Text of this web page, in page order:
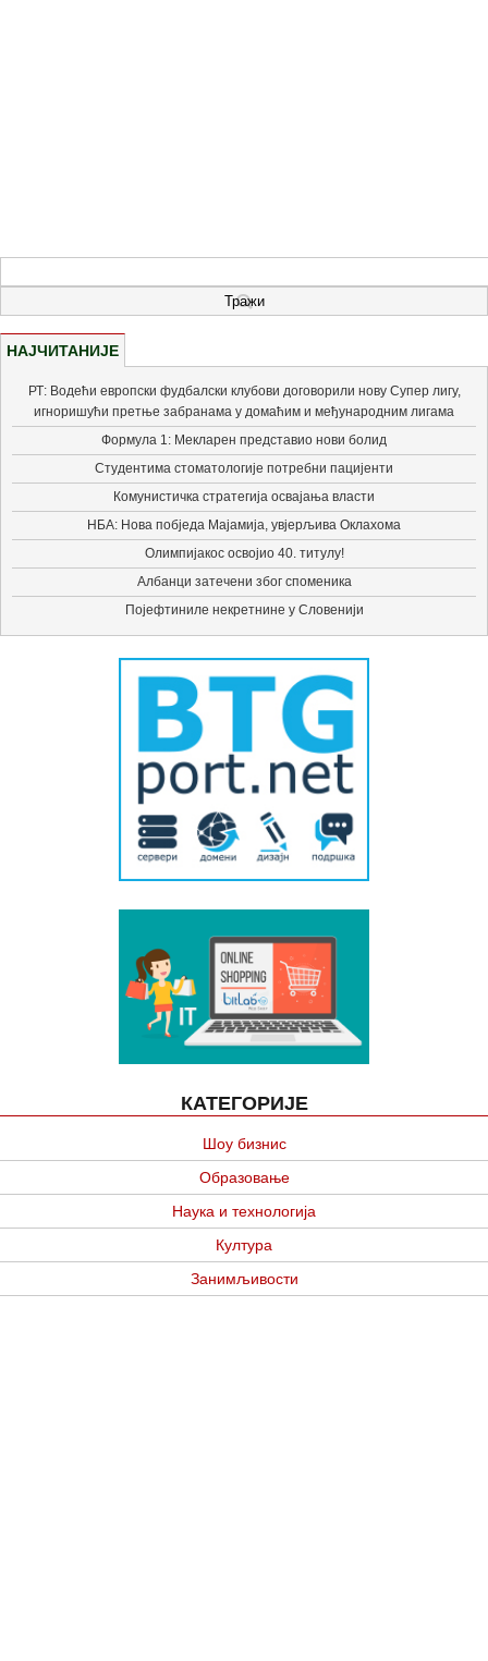
НАЈЧИТАНИЈЕ
РТ: Водећи европски фудбалски клубови договорили нову Супер лигу,
игноришући претње забранама у домаћим и међународним лигама
Формула 1: Мекларен представио нови болид
Студентима стоматологије потребни пацијенти
Комунистичка стратегија освајања власти
НБА: Нова побједа Мајамија, увјерљива Оклахома
Олимпијакос освојио 40. титулу!
Албанци затечени због споменика
Појефтиниле некретнине у Словенији
КАТЕГОРИЈЕ
Шоу бизнис
Образовање
Наука и технологија
Култура
Занимљивости